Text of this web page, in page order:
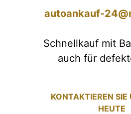
autoankauf-
Schnellkauf mit
auch für
KONTAKTIEREN SIE
HEUTE